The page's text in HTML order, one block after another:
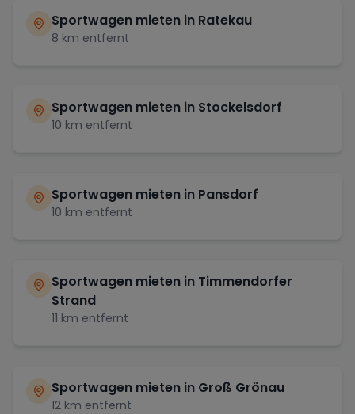
Sportwagen mieten in Ratekau
8 km entfernt
Sportwagen mieten in Stockelsdorf
10 km entfernt
Sportwagen mieten in Pansdorf
10 km entfernt
Sportwagen mieten in Timmendorfer
Strand
11 km entfernt
Sportwagen mieten in Groß Grönau
12 km entfernt